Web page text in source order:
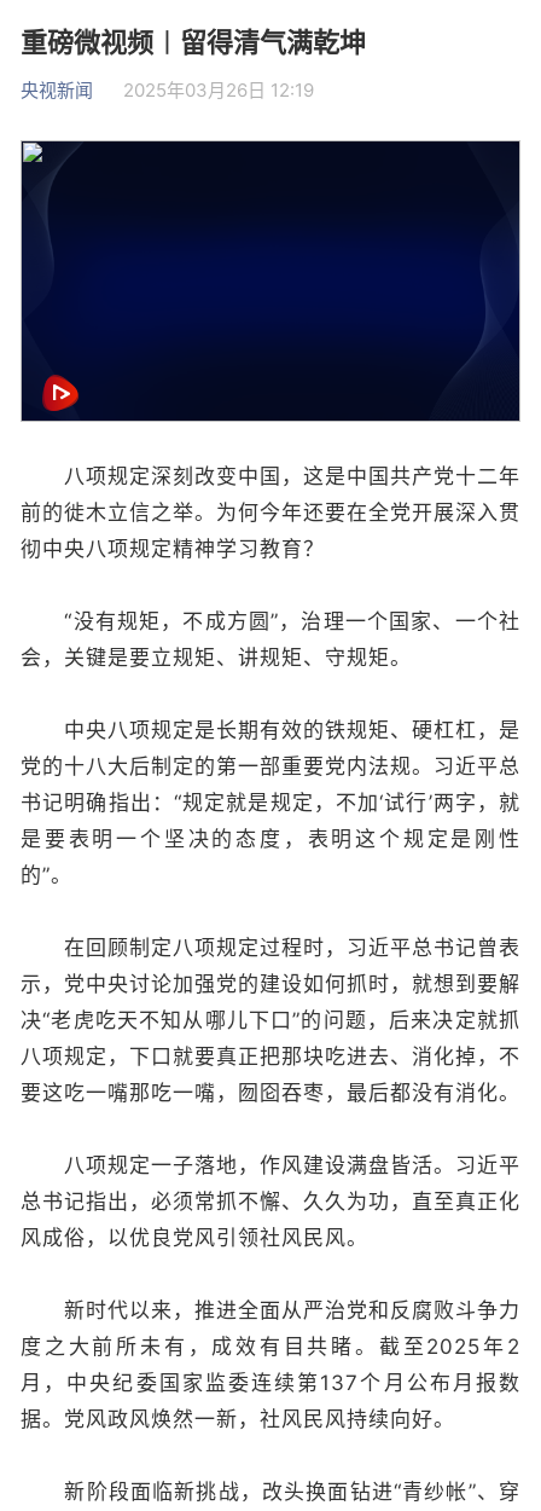
重磅微视频︱留得清气满乾坤
央视新闻 2025年03月26日 12:19
八项规定深刻改变中国，这是中国共产党十二年
前的徙木立信之举。为何今年还要在全党开展深入贯
彻中央八项规定精神学习教育？
“没有规矩，不成方圆”，治理一个国家、一个社
会，关键是要立规矩、讲规矩、守规矩。
中央八项规定是长期有效的铁规矩、硬杠杠，是
党的十八大后制定的第一部重要党内法规。习近平总
书记明确指出：“规定就是规定，不加‘试行’两字，就
是要表明一个坚决的态度，表明这个规定是刚性
的”。
在回顾制定八项规定过程时，习近平总书记曾表
示，党中央讨论加强党的建设如何抓时，就想到要解
决“老虎吃天不知从哪儿下口”的问题，后来决定就抓
八项规定，下口就要真正把那块吃进去、消化掉，不
要这吃一嘴那吃一嘴，囫囵吞枣，最后都没有消化。
八项规定一子落地，作风建设满盘皆活。习近平
总书记指出，必须常抓不懈、久久为功，直至真正化
风成俗，以优良党风引领社风民风。
新时代以来，推进全面从严治党和反腐败斗争力
度之大前所未有，成效有目共睹。截至2025年2
月，中央纪委国家监委连续第137个月公布月报数
据。党风政风焕然一新，社风民风持续向好。
新阶段面临新挑战，改头换面钻进“青纱帐”、穿